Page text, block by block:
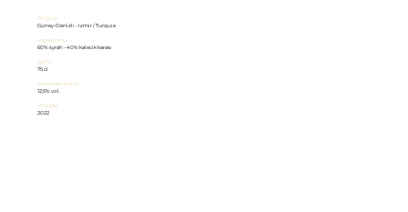
Origine
Güney-Denizli - Izmir / Turquie
Ingrédients
60% syrah - 40% kalecik karası
Taille
75 cl
Teneur en alcool
12,5% vol.
Vintage
2022